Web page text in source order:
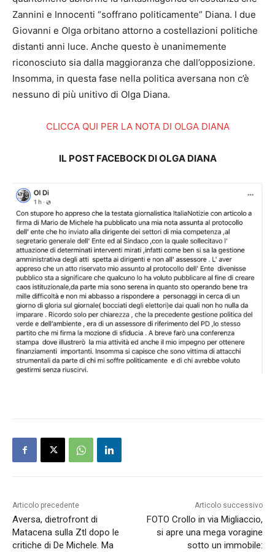
Zannini e Innocenti “soffrano politicamente” Diana. I due
Giovanni e Olga orbitano attorno a costellazioni politiche
distanti anni luce. Anche questo è unanimemente
riconosciuto sia dalla maggioranza che dall’opposizione.
Insomma, in questa fase nella politica aversana non c’è
nessuno di più unitivo di Olga Diana.
CLICCA QUI PER LA NOTA DI OLGA DIANA
IL POST FACEBOCK DI OLGA DIANA
Articolo precedente
Aversa, dietrofront di
Matacena sulla Ztl dopo le
critiche di De Michele. Ma
Articolo successivo
FOTO Crollo in via Migliaccio,
si apre una mega voragine
sotto un immobile: